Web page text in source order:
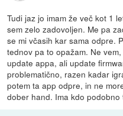
Tudi jaz jo imam že več kot 1
sem zelo zadovoljen. Me pa
se mi včasih kar sama odpre.
tednov pa to opažam. Ne
update appa, ali update
problematično, razen kadar
potem ta app odpre, in ne
dober hand. Ima kdo